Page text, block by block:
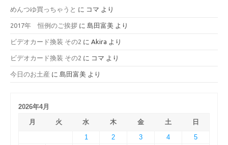
めんつゆ買っちゃうと に コマ より
2017年 恒例のご挨拶 に 島田富美 より
ビデオカード換装 その2 に Akira より
ビデオカード換装 その2 に コマ より
今日のお土産 に 島田富美 より
2026年4月
月
火 水 木 金 土
日
1
2 3 4
5